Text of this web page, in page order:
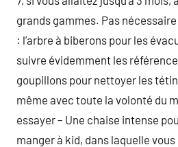
grands gammes. Pas
: l’arbre à biberons pour les
suivre évidemment les
goupillons pour nettoyer les
même avec toute la volonté du
essayer – Une chaise intense
manger à kid, dans laquelle